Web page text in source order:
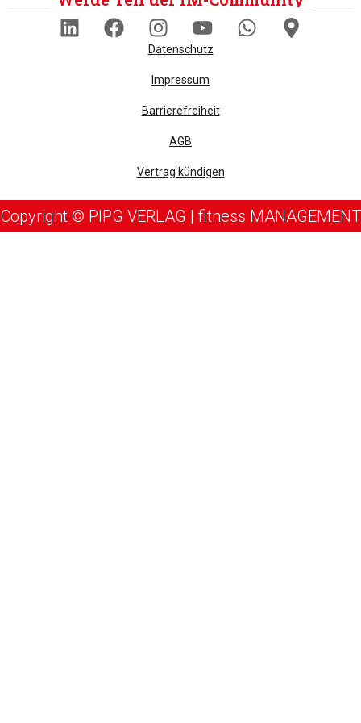
Datenschutz
Impressum
Barrierefreiheit
AGB
Vertrag kündigen
Copyright © PIPG VERLAG | fitness MANAGEMENT